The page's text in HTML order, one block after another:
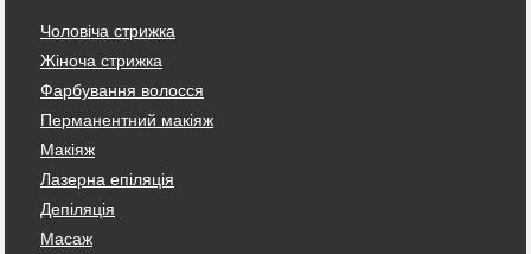
Чоловіча стрижка
Жіноча стрижка
Фарбування волосся
Перманентний макіяж
Макіяж
Лазерна епіляція
Депіляція
Масаж